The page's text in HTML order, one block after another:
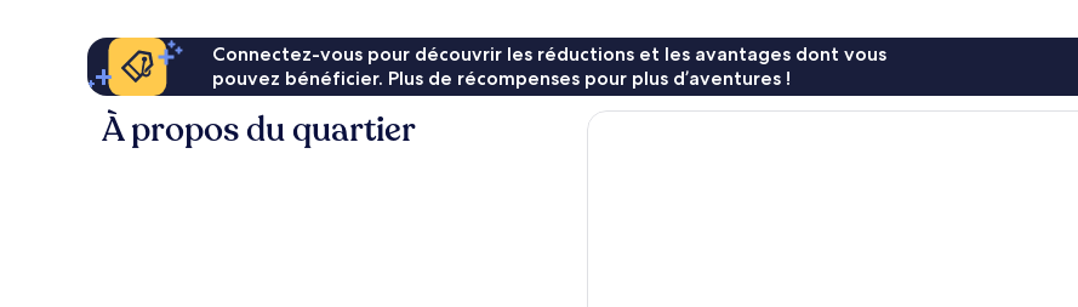
Connectez-vous pour découvrir les réductions et les avantages dont vous
pouvez bénéficier. Plus de récompenses pour plus d’aventures !
À propos du quartier